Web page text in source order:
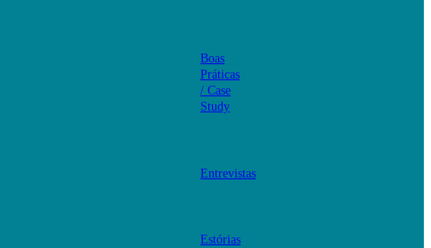
Boas
Práticas
/ Case
Study
Entrevistas
Estórias